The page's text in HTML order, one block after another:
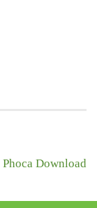
Phoca Download